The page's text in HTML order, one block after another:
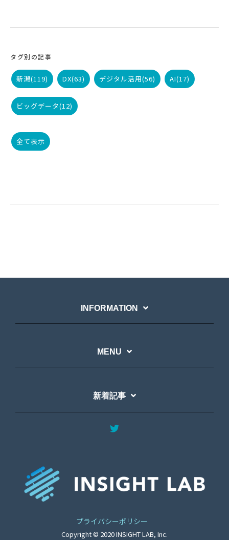
タグ別の記事
新潟(119) DX(63) デジタル活用(56) AI(17)
ビッグデータ(12)
全て表示
INFORMATION
MENU
新着記事
プライバシーポリシー
Copyright © 2020 INSIGHT LAB, Inc.